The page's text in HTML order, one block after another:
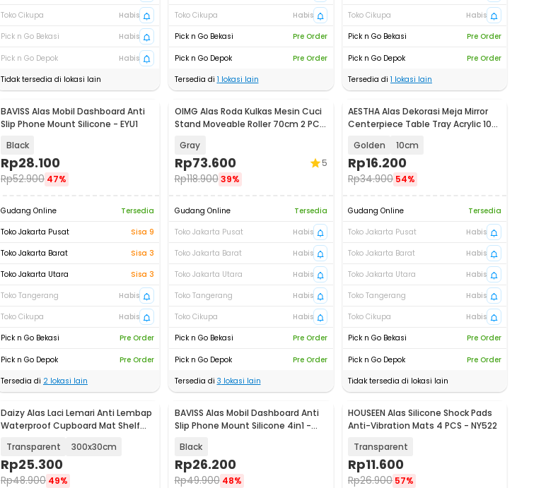
Toko Cikupa
Habis
Pick n Go Bekasi
Habis
Pick n Go Depok
Habis
Tidak tersedia di lokasi lain
Toko Cikupa
Habis
Pick n Go Bekasi
Pre Order
Pick n Go Depok
Pre Order
Tersedia di 1 lokasi lain
Toko Cikupa
Habis
Pick n Go Bekasi
Pre Order
Pick n Go Depok
Pre Order
Tersedia di 1 lokasi lain
BAVISS Alas Mobil Dashboard Anti
Slip Phone Mount Silicone - EYU1
Black
Rp28.100
Rp52.900 47%
Gudang Online
Tersedia
Toko Jakarta Pusat
Sisa 9
Toko Jakarta Barat
Sisa 3
Toko Jakarta Utara
Sisa 3
Toko Tangerang
Habis
Toko Cikupa
Habis
Pick n Go Bekasi
Pre Order
Pick n Go Depok
Pre Order
Tersedia di 2 lokasi lain
OIMG Alas Roda Kulkas Mesin Cuci
Stand Moveable Roller 70cm 2 PCS
Gray
Rp73.600
Rp118.900 39%
5
Gudang Online
Tersedia
Toko Jakarta Pusat
Habis
Toko Jakarta Barat
Habis
Toko Jakarta Utara
Habis
Toko Tangerang
Habis
Toko Cikupa
Habis
Pick n Go Bekasi
Pre Order
Pick n Go Depok
Pre Order
Tersedia di 3 lokasi lain
AESTHA Alas Dekorasi Meja Mirror
Centerpiece Table Tray Acrylic 10
Golden 10cm
Rp16.200
Rp34.900 54%
Gudang Online
Tersedia
Toko Jakarta Pusat
Habis
Toko Jakarta Barat
Habis
Toko Jakarta Utara
Habis
Toko Tangerang
Habis
Toko Cikupa
Habis
Pick n Go Bekasi
Pre Order
Pick n Go Depok
Pre Order
Tidak tersedia di lokasi lain
Daizy Alas Laci Lemari Anti Lembap
Waterproof Cupboard Mat Shelf
Transparent 300x30cm
Rp25.300
Rp48.900 49%
BAVISS Alas Mobil Dashboard Anti
Slip Phone Mount Silicone 4in1 -
Black
Rp26.200
Rp49.900 48%
HOUSEEN Alas Silicone Shock Pads
Anti-Vibration Mats 4 PCS - NY522
Transparent
Rp11.600
Rp26.900 57%